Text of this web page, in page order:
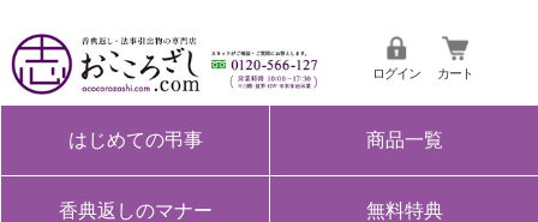
ログイン カート
はじめての弔事 商品一覧
香典返しのマナー 無料特典